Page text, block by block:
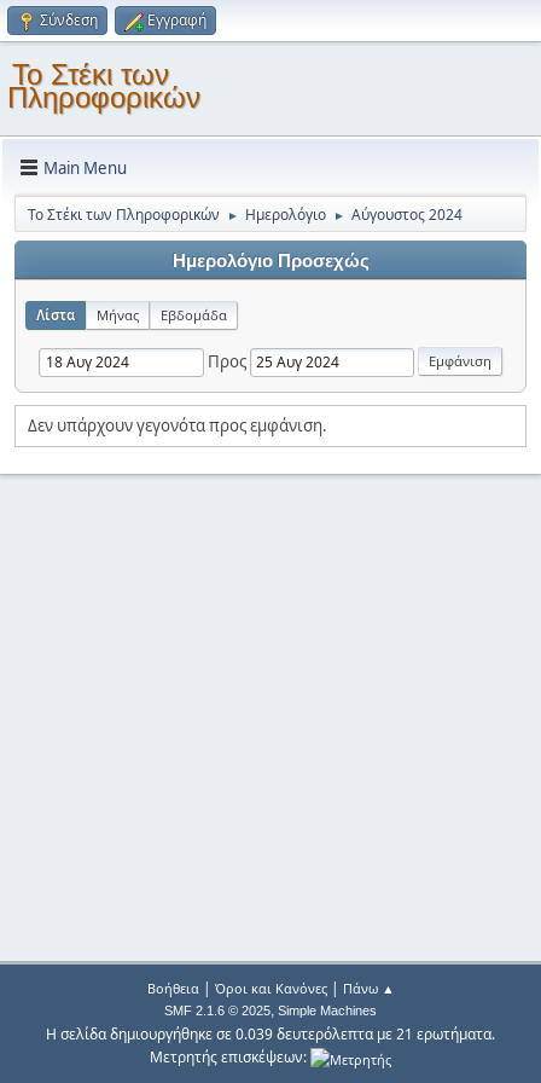
Σύνδεση Εγγραφή
Το Στέκι των
Πληροφορικών
Main Menu
Το Στέκι των Πληροφορικών ► Ημερολόγιο ► Αύγουστος 2024
Ημερολόγιο Προσεχώς
Λίστα Μήνας Εβδομάδα
Προς
Δεν υπάρχουν γεγονότα προς εμφάνιση.
Βοήθεια| Όροι και Κανόνες| Πάνω ▲
SMF 2.1.6 © 2025, Simple Machines
Η σελίδα δημιουργήθηκε σε 0.039 δευτερόλεπτα με 21 ερωτήματα.
Μετρητής επισκέψεων: